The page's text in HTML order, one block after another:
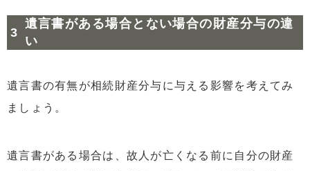
遺言書がある場合とない場合の財産分与の違
い
遺言書の有無が相続財産分与に与える影響を考えてみ
ましょう。
遺言書がある場合は、故人が亡くなる前に自分の財産